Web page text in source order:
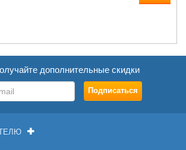
мобильной подставкой для
дополнительные скидки